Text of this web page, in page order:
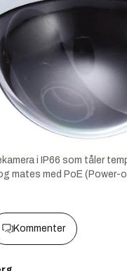
i IP66 som tåler
mates med PoE (Power-
Kommenter